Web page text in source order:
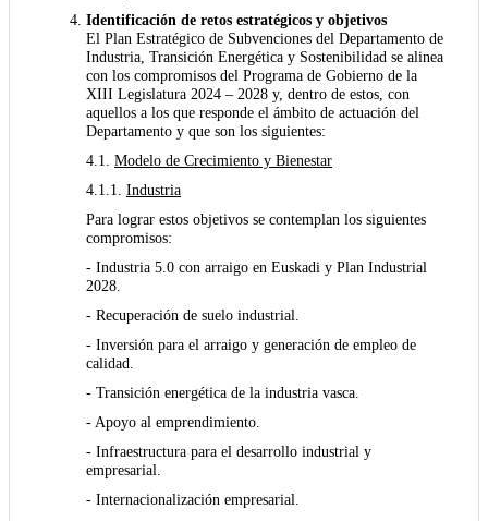
Identificación de retos estratégicos y objetivos
El Plan Estratégico de Subvenciones del Departamento de
Industria, Transición Energética y Sostenibilidad se alinea
con los compromisos del Programa de Gobierno de la
XIII Legislatura 2024 – 2028 y, dentro de estos, con
aquellos a los que responde el ámbito de actuación del
Departamento y que son los siguientes:
4.1. Modelo de Crecimiento y Bienestar
4.1.1. Industria
Para lograr estos objetivos se contemplan los siguientes
compromisos:
- Industria 5.0 con arraigo en Euskadi y Plan Industrial
2028.
- Recuperación de suelo industrial.
- Inversión para el arraigo y generación de empleo de
calidad.
- Transición energética de la industria vasca.
- Apoyo al emprendimiento.
- Infraestructura para el desarrollo industrial y
empresarial.
- Internacionalización empresarial.